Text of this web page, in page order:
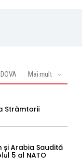
Mai mult
Strâmtorii
și Arabia Saudită
5 al NATO